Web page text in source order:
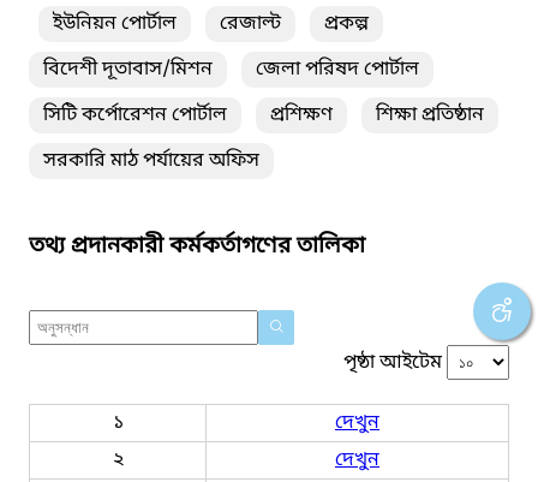
ইউনিয়ন পোর্টাল
রেজাল্ট
প্রকল্প
বিদেশী দূতাবাস/মিশন
জেলা পরিষদ পোর্টাল
সিটি কর্পোরেশন পোর্টাল
প্রশিক্ষণ
শিক্ষা প্রতিষ্ঠান
সরকারি মাঠ পর্যায়ের অফিস
তথ্য প্রদানকারী কর্মকর্তাগণের তালিকা
পৃষ্ঠা আইটেম
১
দেখুন
২
দেখুন